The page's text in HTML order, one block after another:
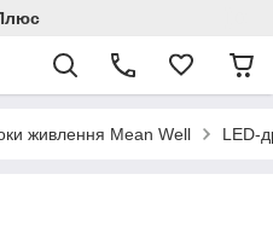
живлення Mean Well LED-